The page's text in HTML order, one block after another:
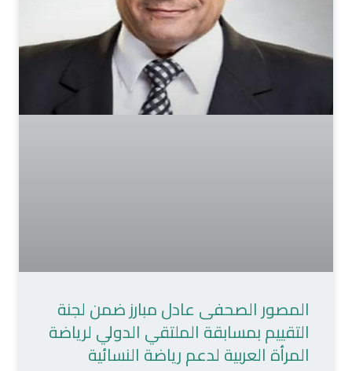
المصور الصحفى عادل مبارز ضمن لجنة
التقييم بمسابقة الملتقي الدولي لرياضة
المرأة العربية لدعم رياضة النسائية